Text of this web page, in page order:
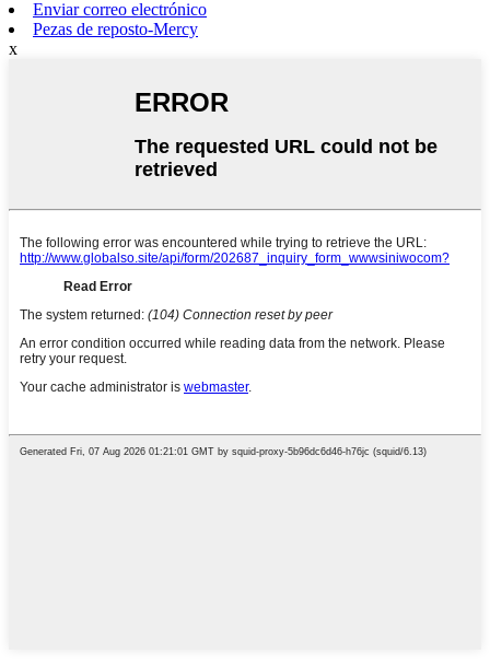
Enviar correo electrónico
Pezas de reposto-Mercy
x